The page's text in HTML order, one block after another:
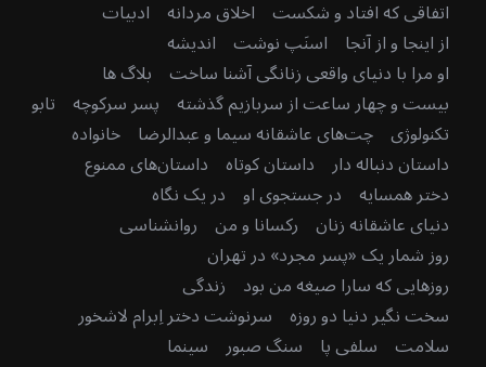
اتفاقی که افتاد و شکست اخلاق مردانه ادبیات
از اینجا و از آنجا اسنَپ نوشت اندیشه
او مرا با دنیای واقعی زنانگی آشنا ساخت بلاگ ها
بیست و چهار ساعت از سربازیم گذشته پسر سرکوچه تابو
تکنولوژی چت‌های عاشقانه سیما و عبدالرضا خانواده
داستان دنباله دار داستان کوتاه داستان‌های ممنوع
دختر همسایه در جستجوی او در یک نگاه
دنیای عاشقانه زنان رکسانا و من روانشناسی
روز شمار یک «پسر مجرد» در تهران
روزهایی که سارا صیغه من بود زندگی
سخت نگیر دنیا دو روزه سرنوشت دختر اِبرام لاشخور
سلامت سلفی پا سنگ صبور سینما